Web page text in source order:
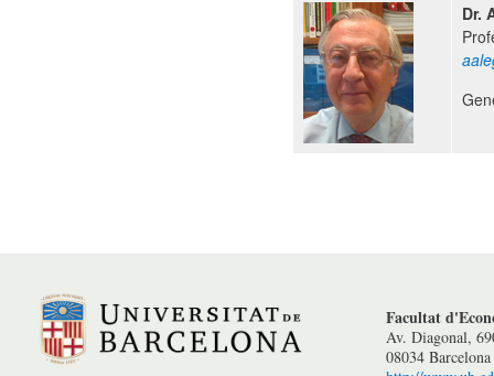
Dr.
Facultat
Av. Diagonal,
08034 Barcelona